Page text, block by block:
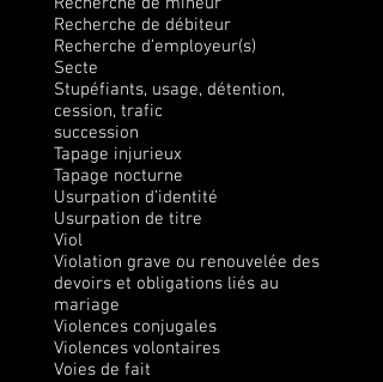
Recherche de débiteur
Recherche d’employeur(s)
Secte
Stupéfiants, usage, détention,
cession, trafic
succession
Tapage injurieux
Tapage nocturne
Usurpation d’identité
Usurpation de titre
Viol
Violation grave ou renouvelée des
devoirs et obligations liés au
mariage
Violences conjugales
Violences volontaires
Voies de fait